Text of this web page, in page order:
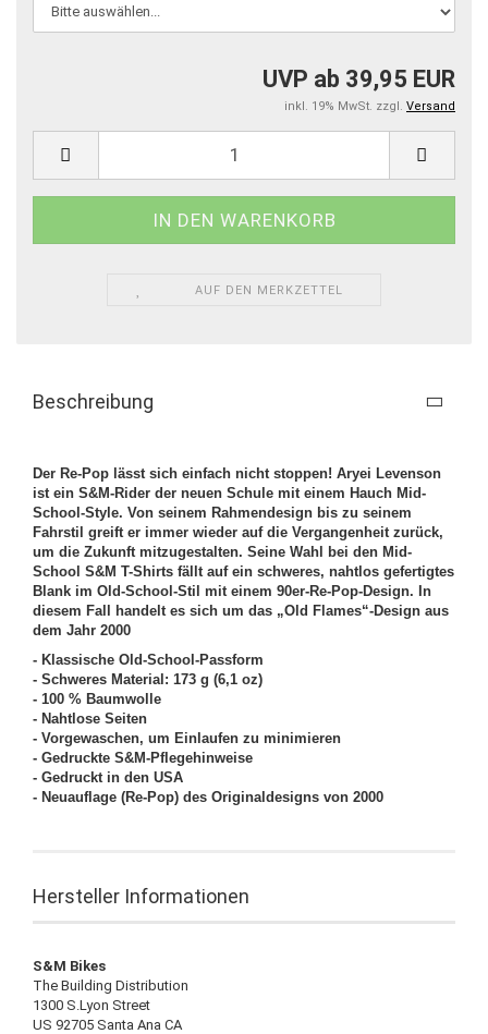
UVP ab 39,95 EUR
inkl. 19% MwSt. zzgl. Versand
AUF DEN MERKZETTEL
Beschreibung
Der Re-Pop lässt sich einfach nicht stoppen! Aryei Levenson
ist ein S&M-Rider der neuen Schule mit einem Hauch Mid-
School-Style. Von seinem Rahmendesign bis zu seinem
Fahrstil greift er immer wieder auf die Vergangenheit zurück,
um die Zukunft mitzugestalten. Seine Wahl bei den Mid-
School S&M T-Shirts fällt auf ein schweres, nahtlos gefertigtes
Blank im Old-School-Stil mit einem 90er-Re-Pop-Design. In
diesem Fall handelt es sich um das „Old Flames“-Design aus
dem Jahr 2000
- Klassische Old-School-Passform
- Schweres Material: 173 g (6,1 oz)
- 100 % Baumwolle
- Nahtlose Seiten
- Vorgewaschen, um Einlaufen zu minimieren
- Gedruckte S&M-Pflegehinweise
- Gedruckt in den USA
- Neuauflage (Re-Pop) des Originaldesigns von 2000
Hersteller Informationen
S&M Bikes
The Building Distribution
1300 S.Lyon Street
US 92705 Santa Ana CA